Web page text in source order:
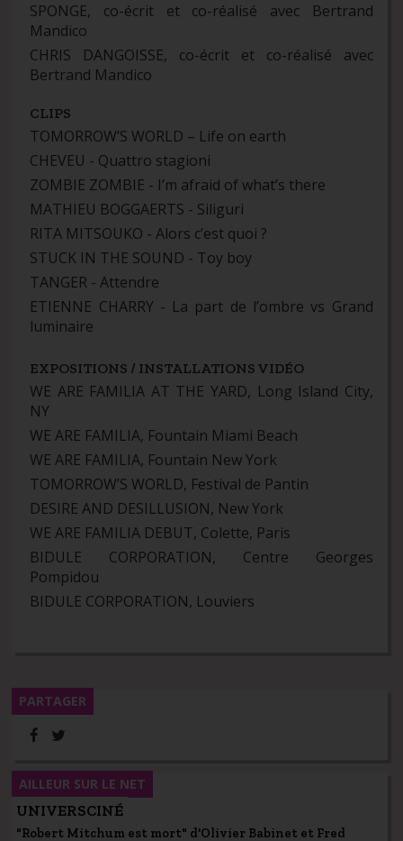
SPONGE, co-écrit et co-réalisé avec Bertrand
Mandico
CHRIS DANGOISSE, co-écrit et co-réalisé avec
Bertrand Mandico
CLIPS
TOMORROW’S WORLD – Life on earth
CHEVEU - Quattro stagioni
ZOMBIE ZOMBIE - I’m afraid of what’s there
MATHIEU BOGGAERTS - Siliguri
RITA MITSOUKO - Alors c’est quoi ?
STUCK IN THE SOUND - Toy boy
TANGER - Attendre
ETIENNE CHARRY - La part de l’ombre vs Grand
luminaire
EXPOSITIONS / INSTALLATIONS VIDÉO
WE ARE FAMILIA AT THE YARD, Long Island City,
NY
WE ARE FAMILIA, Fountain Miami Beach
WE ARE FAMILIA, Fountain New York
TOMORROW’S WORLD, Festival de Pantin
DESIRE AND DESILLUSION, New York
WE ARE FAMILIA DEBUT, Colette, Paris
BIDULE CORPORATION, Centre Georges
Pompidou
BIDULE CORPORATION, Louviers
PARTAGER
UNIVERSCINÉ
"Robert Mitchum est mort" d'Olivier Babinet et Fred
AILLEUR SUR LE NET